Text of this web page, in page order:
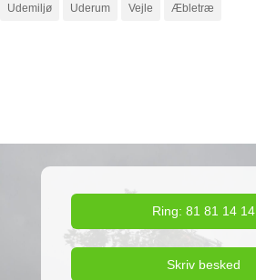
Udemiljø Uderum Vejle Æbletræ
Ring: 81 81 14 14
Skriv besked